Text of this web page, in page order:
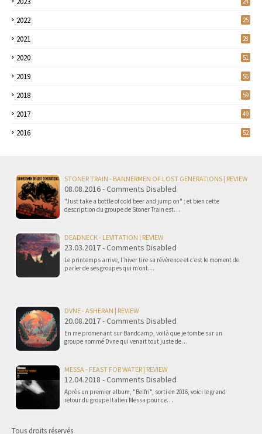
2022 25
2021 28
2020 51
2019 56
2018 59
2017 49
2016 52
STONER TRAIN - BANNERMEN OF LOST GENERATIONS | REVIEW
08.08.2016 - Comments Disabled
"Just take a bottle of cold beer and jump on" ; et bien cette
description du groupe de Stoner Train est…
DEADNECK - LEVITATION | REVIEW
23.03.2017 - Comments Disabled
Le printemps arrive, l’hiver tire sa révérence et c’est le moment de
parler de ses groupes qui m’ont…
DVNE - ASHERAN | REVIEW
20.08.2017 - Comments Disabled
En me promenant sur Bandcamp, voilà que je tombe sur un
groupe nommé Dvne qui venait tout juste de…
MESSA - FEAST FOR WATER | REVIEW
12.04.2018 - Comments Disabled
Après un premier album, "Belfri", sorti en 2016, voici le grand
retour du groupe Italien Messa pour ce…
Tous droits réservés